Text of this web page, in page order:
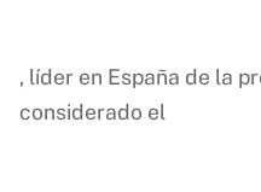
, líder en España de la
considerado el